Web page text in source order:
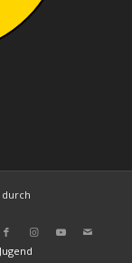
Jugend